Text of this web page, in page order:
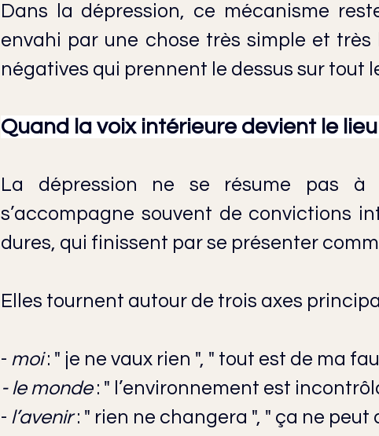
Dans la dépression, ce mécanisme
envahi par une chose très simple et très
négatives qui prennent le dessus sur tout
Quand la voix intérieure devient le
La dépression ne se résume pas
s’accompagne souvent de convictions
dures, qui finissent par se présenter
Elles tournent autour de trois axes
- moi : " je ne vaux rien ", " tout est de ma
- le monde : " l’environnement est
- l’avenir : " rien ne changera ", " ça ne peut